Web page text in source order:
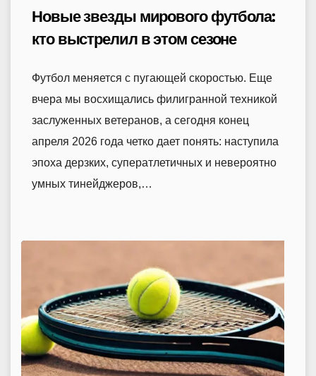
Новые звезды мирового футбола:
кто выстрелил в этом сезоне
Футбол меняется с пугающей скоростью. Еще
вчера мы восхищались филигранной техникой
заслуженных ветеранов, а сегодня конец
апреля 2026 года четко дает понять: наступила
эпоха дерзких, суператлетичных и невероятно
умных тинейджеров,…